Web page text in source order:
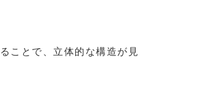
ことで、立体的な構造が見